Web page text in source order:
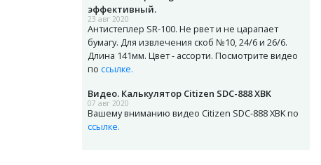
эффективный.
23 авг 2020
Антистеплер SR-100. Не рвет и не царапает
бумагу. Для извлечения скоб №10, 24/6 и 26/6.
Длина 141мм. Цвет - ассорти. Посмотрите видео
по ссылке.
Видео. Калькулятор Citizen SDC-888 XBK
07 авг 2020
Вашему вниманию видео Citizen SDC-888 XBK по
ссылке.